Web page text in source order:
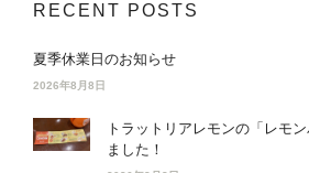
RECENT POSTS
夏季休業日のお知らせ
2026年8月8日
トラットリアレモンの「レモ
ました！